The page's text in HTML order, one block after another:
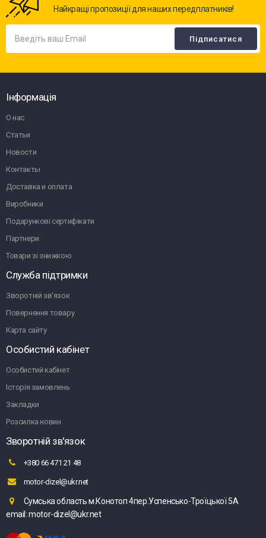
Найкращі пропозиції для наших передплатників!
Інформація
О нас
Статьи
Новости
Контакты
Доставка и оплата
Виробники
Подарункові сертифікати
Партнери
Товари зі знижкою
Служба підтримки
Зворотній зв'язок
Повернення товару
Карта сайту
Особистий кабінет
Особистий кабінет
Історія замовлень
Закладки
Розсилка новин
Зворотній зв'язок
+380 66 471 21 48
motor-dizel@ukr.net
Сумська область м.Конотоп 4пер.Успенсько-Троїцької 5А
email: motor-dizel@ukr.net